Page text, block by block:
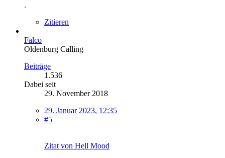
.
Zitieren
Falco
Oldenburg Calling
Beiträge
1.536
Dabei seit
29. November 2018
29. Januar 2023, 12:35
#5
Zitat von Hell Mood